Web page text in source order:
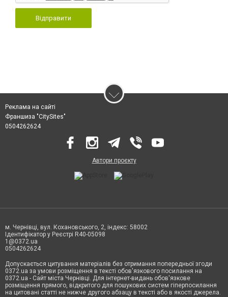
Відправити
Реклама на сайті
Франшиза "CitySites"
0504262624
Автори проєкту
м. Чернівці, вул. Кохановського, 2, індекс: 58002
Ідентифікатор у Реєстрі R40-05098
1@0372.ua
0504262624
Допускається цитування матеріалів без отримання попередньої згоди
0372.ua за умови розміщення в тексті обов'язкового посилання на
0372.ua - Сайт міста Чернівці. Для інтернет-видань обов'язкове
розміщення прямого, відкритого для пошукових систем гіперпосилання
на цитовані статті не нижче другого абзацу в тексті або в якості джерела.